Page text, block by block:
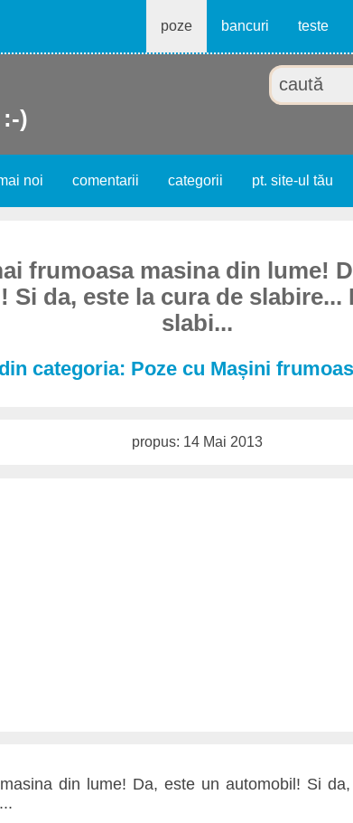
poze bancuri teste
)
noi comentarii categorii pt. site-ul tău
frumoasa masina din lume!
Si da, este la cura de slabire...
slabi...
categoria: Poze cu Mașini
propus: 14 Mai 2013
din lume! Da, este un automobil! Si